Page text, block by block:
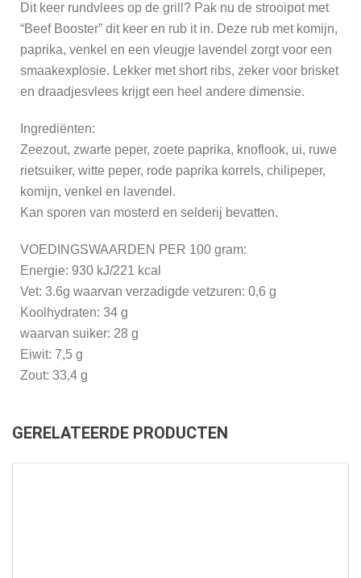
Dit keer rundvlees op de grill? Pak nu de strooipot met
“Beef Booster” dit keer en rub it in. Deze rub met komijn,
paprika, venkel en een vleugje lavendel zorgt voor een
smaakexplosie. Lekker met short ribs, zeker voor brisket
en draadjesvlees krijgt een heel andere dimensie.
Ingrediënten:
Zeezout, zwarte peper, zoete paprika, knoflook, ui, ruwe
rietsuiker, witte peper, rode paprika korrels, chilipeper,
komijn, venkel en lavendel.
Kan sporen van mosterd en selderij bevatten.
VOEDINGSWAARDEN PER 100 gram:
Energie: 930 kJ/221 kcal
Vet: 3.6g waarvan verzadigde vetzuren: 0,6 g
Koolhydraten: 34 g
waarvan suiker: 28 g
Eiwit: 7,5 g
Zout: 33,4 g
GERELATEERDE PRODUCTEN